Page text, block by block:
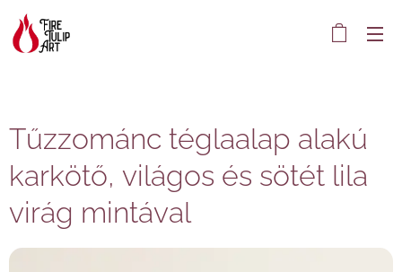
Tűzzománc téglaalap alakú
karkötő, világos és sötét lila
virág mintával